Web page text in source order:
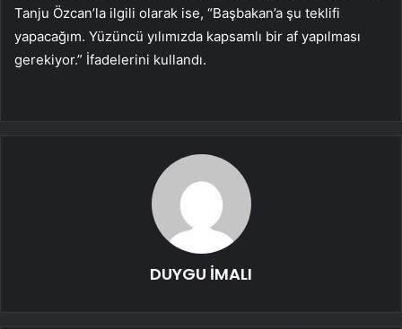
Tanju Özcan’la ilgili olarak ise, “Başbakan’a şu teklifi
yapacağım. Yüzüncü yılımızda kapsamlı bir af yapılması
gerekiyor.” İfadelerini kullandı.
DUYGU İMALI